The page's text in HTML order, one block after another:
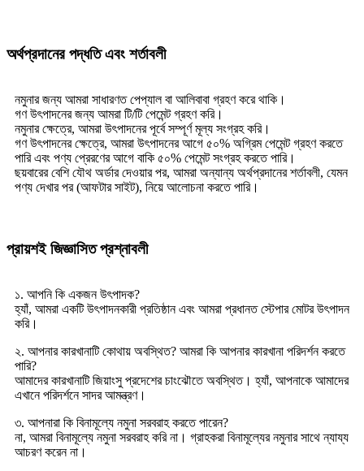
অর্থপ্রদানের পদ্ধতি এবং শর্তাবলী
নমুনার জন্য আমরা সাধারণত পেপ্যাল ​​বা আলিবাবা গ্রহণ করে থাকি।
গণ উৎপাদনের জন্য আমরা টি/টি পেমেন্ট গ্রহণ করি।
নমুনার ক্ষেত্রে, আমরা উৎপাদনের পূর্বে সম্পূর্ণ মূল্য সংগ্রহ করি।
গণ উৎপাদনের ক্ষেত্রে, আমরা উৎপাদনের আগে ৫০% অগ্রিম পেমেন্ট গ্রহণ করতে
পারি এবং পণ্য প্রেরণের আগে বাকি ৫০% পেমেন্ট সংগ্রহ করতে পারি।
ছয়বারের বেশি যৌথ অর্ডার দেওয়ার পর, আমরা অন্যান্য অর্থপ্রদানের শর্তাবলী, যেমন
পণ্য দেখার পর (আফটার সাইট), নিয়ে আলোচনা করতে পারি।
প্রায়শই জিজ্ঞাসিত প্রশ্নাবলী
১. আপনি কি একজন উৎপাদক?
হ্যাঁ, আমরা একটি উৎপাদনকারী প্রতিষ্ঠান এবং আমরা প্রধানত স্টেপার মোটর উৎপাদন
করি।
২. আপনার কারখানাটি কোথায় অবস্থিত? আমরা কি আপনার কারখানা পরিদর্শন করতে
পারি?
আমাদের কারখানাটি জিয়াংসু প্রদেশের চাংঝৌতে অবস্থিত। হ্যাঁ, আপনাকে আমাদের
এখানে পরিদর্শনে সাদর আমন্ত্রণ।
৩. আপনারা কি বিনামূল্যে নমুনা সরবরাহ করতে পারেন?
না, আমরা বিনামূল্যে নমুনা সরবরাহ করি না। গ্রাহকরা বিনামূল্যের নমুনার সাথে ন্যায্য
আচরণ করেন না।